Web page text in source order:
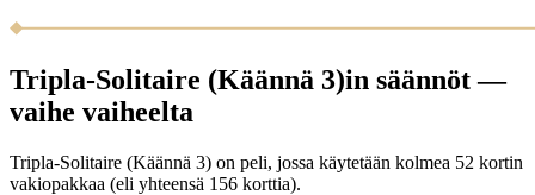
Tripla-Solitaire (Käännä 3)in säännöt —
vaihe vaiheelta
Tripla-Solitaire (Käännä 3) on peli, jossa käytetään kolmea 52 kortin
vakiopakkaa (eli yhteensä 156 korttia).